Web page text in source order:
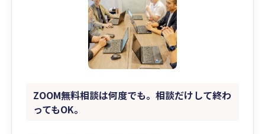
ZOOM無料相談は何度でも。相談だけして終わ
ってもOK。